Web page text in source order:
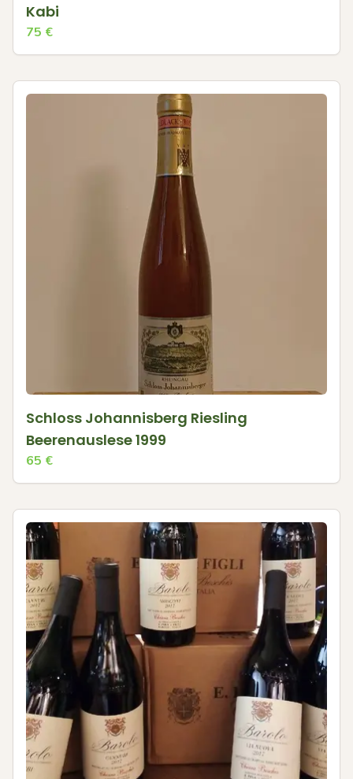
Kabi
75 €
Schloss Johannisberg Riesling
Beerenauslese 1999
65 €